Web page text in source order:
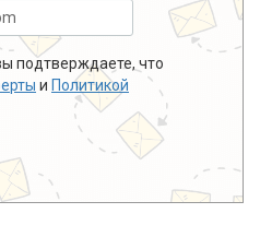
подтверждаете, что
и Политикой